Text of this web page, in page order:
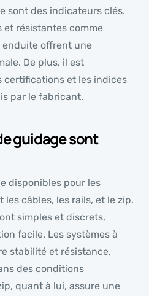
sont des indicateurs clés.
et résistantes comme
enduite offrent une
De plus, il est
certifications et les indices
par le fabricant.
guidage sont
disponibles pour les
câbles, les rails, et le zip.
simples et discrets,
facile. Les systèmes à
stabilité et résistance,
des conditions
quant à lui, assure une